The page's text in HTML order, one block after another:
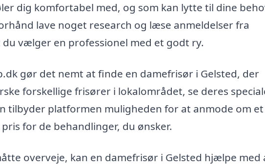
dig komfortabel med, og som kan lytte til dine
lave noget research og læse anmeldelser fra
vælger en professionel med et godt ry.
gør det nemt at finde en damefrisør i Gelsted, der
forskellige frisører i lokalområdet, se deres
tilbyder platformen muligheden for at anmode om et
for de behandlinger, du ønsker.
overveje, kan en damefrisør i Gelsted hjælpe med